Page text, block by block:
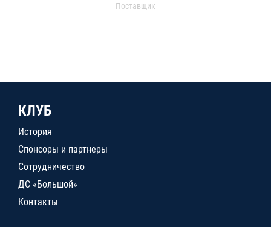
Поставщик
КЛУБ
История
Спонсоры и партнеры
Сотрудничество
ДС «Большой»
Контакты